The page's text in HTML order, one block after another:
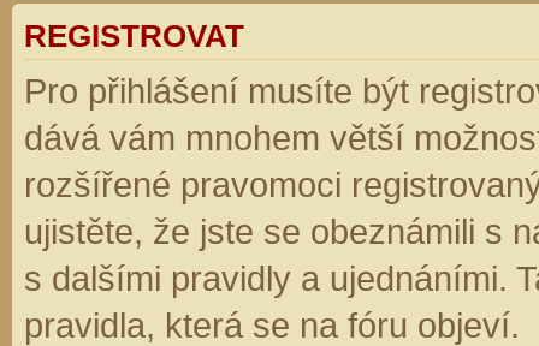
REGISTROVAT
Pro přihlášení musíte být
dává vám mnohem větší
rozšířené pravomoci
ujistěte, že jste se obeznámili s
s dalšími pravidly a ujednáními.
pravidla, která se na fóru objeví.